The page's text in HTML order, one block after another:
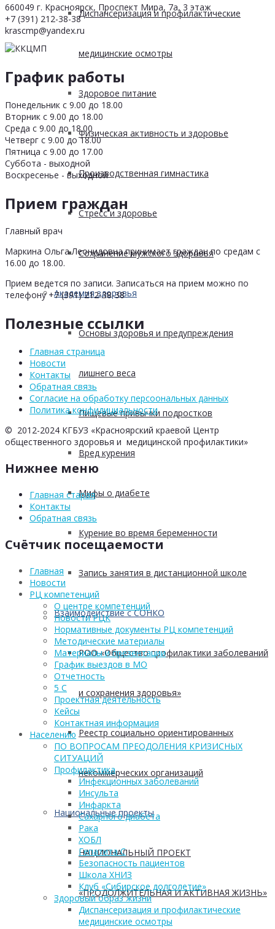
Диспансеризация и профилактические
медицинские осмотры
Здоровое питание
Физическая активность и здоровье
Производственная гимнастика
Стресс и здоровье
Сохранение мужского здоровья
Академия здоровья
Основы здоровья и предупреждения
лишнего веса
Пищевые привычки подростков
Вред курения
Мифы о диабете
Курение во время беременности
Запись занятия в дистанционной школе
Взаимодействие с СОНКО
РОО «Общество профилактики заболеваний
и сохранения здоровья»
Реестр социально ориентированных
некоммерческих организаций
Национальные проекты
НАЦИОНАЛЬНЫЙ ПРОЕКТ
«ПРОДОЛЖИТЕЛЬНАЯ И АКТИВНАЯ ЖИЗНЬ»
660049 г. Красноярск, Проспект Мира, 7а, 3 этаж
+7 (391) 212-38-38
krascmp@yandex.ru
График работы
Понедельник с 9.00 до 18.00
Вторник с 9.00 до 18.00
Среда с 9.00 до 18.00
Четверг с 9.00 до 18.00
Пятница с 9.00 до 17.00
Суббота - выходной
Воскресенье - выходной
Прием граждан
Главный врач
Маркина Ольга Леонидовна принимает граждан по средам с
16.00 до 18.00.
Прием ведется по записи. Записаться на прием можно по
телефону +7 (391) 212-38-38
Полезные ссылки
Главная страница
Новости
Контакты
Обратная связь
Согласие на обработку персоональных данных
Политика конфидициальности
© 2012-2024 КГБУЗ «Красноярский краевой Центр
общественного здоровья и медицинской профилактики»
Нижнее меню
Главная старая
Контакты
Обратная связь
Счётчик посещаемости
Главная
Новости
РЦ компетенций
О центре компетенций
Новости РЦК
Нормативные документы РЦ компетенций
Методические материалы
Материалы и презентации
График выездов в МО
Отчетность
5 С
Проектная деятельность
Кейсы
Контактная информация
Населению
ПО ВОПРОСАМ ПРЕОДОЛЕНИЯ КРИЗИСНЫХ
СИТУАЦИЙ
Профилактика
Инфекционных заболеваний
Инсульта
Инфаркта
Сахарного диабета
Рака
ХОБЛ
Гепатита С
Безопасность пациентов
Школа ХНИЗ
Клуб «Сибирское долголетие»
Здоровый образ жизни
Диспансеризация и профилактические
медицинские осмотры